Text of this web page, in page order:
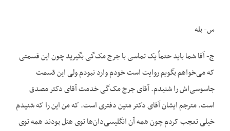
س- بله
ج- آقا شما باید حتماً یک تماسی با جرج مک‌گی بگیرید چون این قسمتی
که می‌خواهم بگویم روایت است خودم وارد نبودم ولی این قسمت
جاسوسی‌اش را شنیدم. آقای جرج مک‌گی خدمت آقای دکتر مصدق
است. مترجم ایشان آقای دکتر متین دفتری است. که من این را که شنیدم
خیلی تعجب کردم چون همه آن انگلیسی‌دان‌ها توی هتل بودند همه توی